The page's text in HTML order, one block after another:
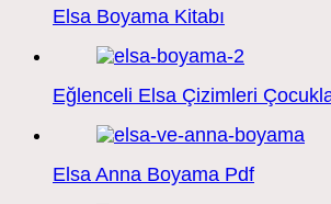
Elsa Boyama Kitabı
Eğlenceli Elsa Çizimleri
Elsa Anna Boyama Pdf